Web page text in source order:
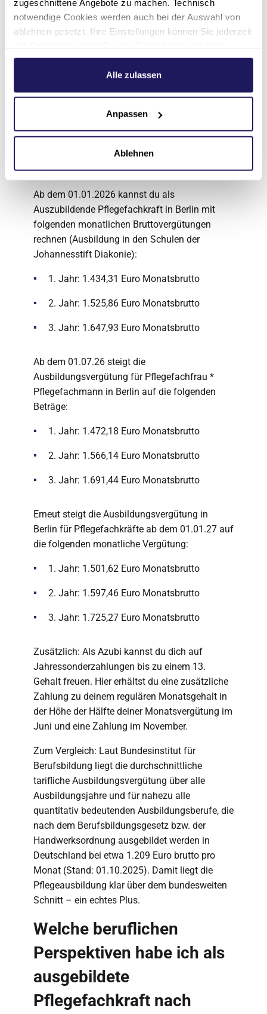
zugeschnittene Angebote zu machen. Technisch
notwendige Cookies werden auch bei der Auswahl von
ablehnen gesetzt. Ihre Einstellungen können Sie jederzeit
Weitere Informationen hierzu finden Sie in unserer
.Alle zulassen
Anpassen
Ablehnen
der Kinderkrankenpflege oder Psychiatrie. Von
Anfang an bist du mittendrin – und nicht nur
dabei.
Was verdiene ich in der
Ausbildung zur
Pflegefachkraft?
Geld ist nicht alles – aber es hilft, wenn die
Miete bezahlt ist. Und ja: Die Pflegeausbildung
wird gut vergütet.
Ab dem 01.01.2026 kannst du als
Auszubildende Pflegefachkraft in Berlin mit
folgenden monatlichen Bruttovergütungen
rechnen (Ausbildung in den Schulen der
Johannesstift Diakonie):
1. Jahr: 1.434,31 Euro Monatsbrutto
2. Jahr: 1.525,86 Euro Monatsbrutto
3. Jahr: 1.647,93 Euro Monatsbrutto
Ab dem 01.07.26 steigt die
Ausbildungsvergütung für Pflegefachfrau *
Pflegefachmann in Berlin auf die folgenden
Beträge:
1. Jahr: 1.472,18 Euro Monatsbrutto
2. Jahr: 1.566,14 Euro Monatsbrutto
3. Jahr: 1.691,44 Euro Monatsbrutto
Erneut steigt die Ausbildungsvergütung in
Berlin für Pflegefachkräfte ab dem 01.01.27 auf
die folgenden monatliche Vergütung:
1. Jahr: 1.501,62 Euro Monatsbrutto
2. Jahr: 1.597,46 Euro Monatsbrutto
3. Jahr: 1.725,27 Euro Monatsbrutto
Zusätzlich: Als Azubi kannst du dich auf
Jahressonderzahlungen bis zu einem 13.
Gehalt freuen. Hier erhältst du eine zusätzliche
Zahlung zu deinem regulären Monatsgehalt in
der Höhe der Hälfte deiner Monatsvergütung im
Juni und eine Zahlung im November.
Zum Vergleich: Laut Bundesinstitut für
Berufsbildung liegt die durchschnittliche
tarifliche Ausbildungsvergütung über alle
Ausbildungsjahre und für nahezu alle
quantitativ bedeutenden Ausbildungsberufe, die
nach dem Berufsbildungsgesetz bzw. der
Handwerksordnung ausgebildet werden in
Deutschland bei etwa 1.209 Euro brutto pro
Monat (Stand: 01.10.2025). Damit liegt die
Pflegeausbildung klar über dem bundesweiten
Schnitt – ein echtes Plus.
Welche beruflichen
Perspektiven habe ich als
ausgebildete
Pflegefachkraft nach